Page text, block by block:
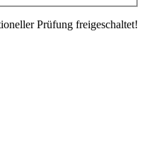
Prüfung freigeschaltet!